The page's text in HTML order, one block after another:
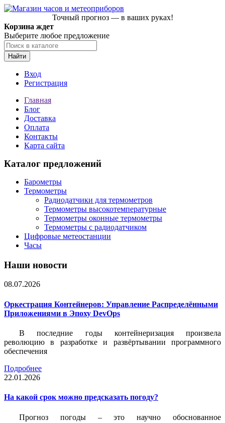
Точный прогноз — в ваших руках!
Корзина ждет
Выберите любое предложение
Найти
Вход
Регистрация
Главная
Блог
Доставка
Оплата
Контакты
Карта сайта
Каталог предложений
Барометры
Термометры
Радиодатчики для термометров
Термометры высокотемпературные
Термометры оконные термометры
Термометры с радиодатчиком
Цифровые метеостанции
Часы
Наши новости
08.07.2026
Оркестрация Контейнеров: Управление Распределёнными
Приложениями в Эпоху DevOps
В последние годы контейнеризация произвела
революцию в разработке и развёртывании программного
обеспечения
Подробнее
22.01.2026
На какой срок можно предсказать погоду?
Прогноз погоды – это научно обоснованное